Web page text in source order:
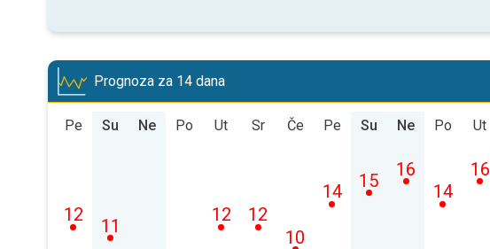
Prognoza za 14 dana
Pe
12
Su
11
Ne Po Ut
12
Sr
12
Če
10
Pe
14
Su
15
Ne
16
Po
14
Ut
16